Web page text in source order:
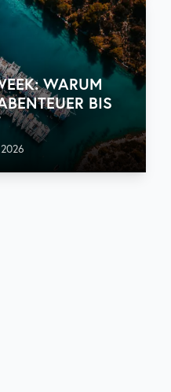
WARUM
BIS